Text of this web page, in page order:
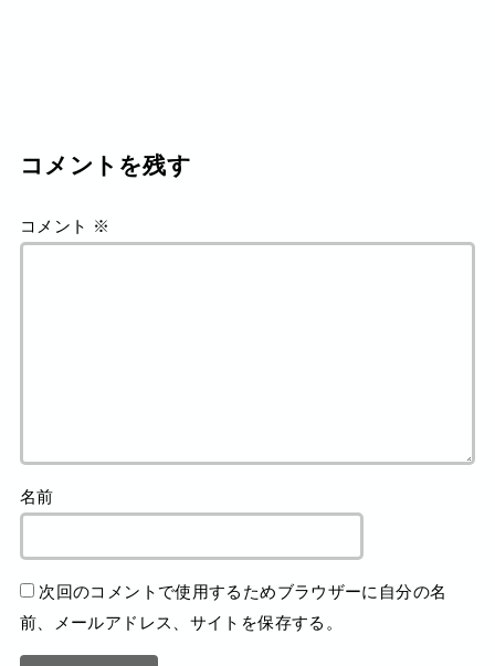
コメントを残す
コメント ※
名前
次回のコメントで使用するためブラウザーに自分の名
前、メールアドレス、サイトを保存する。